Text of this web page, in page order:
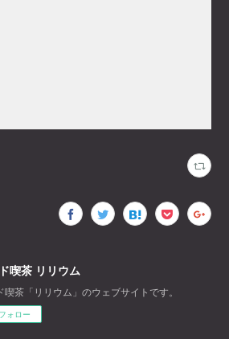
喫茶 リリウム
喫茶「リリウム」のウェブサイトです。
フォロー